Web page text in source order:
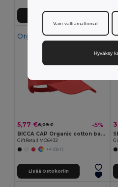
Lisää Ostokoriin
Organic Cotton
5,77 €6,09 € -5%
BICCA CAP Organic cotton baseball cap
GiftRetail MO6432
+4 Värit
Lisää Ostokoriin
Vain välttämättömät
Hyväksy